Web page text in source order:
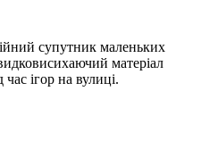
супутник маленьких
матеріал
ігор на вулиці.